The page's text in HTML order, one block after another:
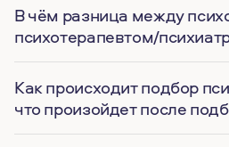
В чём разница между
психотерапевтом/
Как происходит подбор
что произойдет после